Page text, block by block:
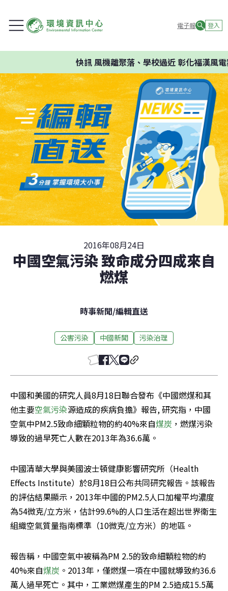
電子報 登入
快訊風機離聚落、學校過近 彰化福漢風電
2016年08月24日
中國空氣污染 致命成分四成來自
燃煤
時事新聞/編輯直送
公害污染 中國新聞 污染治理
中國和美國的研究人員8月18日聯合發布《中國燃煤和其
他主要空氣污染源造成的疾病負擔》報告, 研究指，中國
空氣中PM2.5致命細顆粒物的約40%來自煤炭 ，燃煤污染
導致的過早死亡人數在2013年為36.6萬。
中國清華大學與美國波士頓健康影響研究所（Health
Effects Institute）於8月18日公布共同研究報告。該報告
的評估結果顯示，2013年中國的PM2.5人口加權平均濃度
為54微克/立方米，估計99.6%的人口生活在超出世界衛生
組織空氣質量指南標準（10微克/立方米）的地區。
報告稱，中國空氣中被稱為PM 2.5的致命細顆粒物的約
40%來自煤炭 。2013年，僅燃煤一項在中國就導致約36.6
萬人過早死亡。其中，工業燃煤產生的PM 2.5造成15.5萬